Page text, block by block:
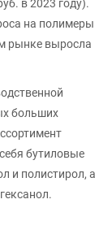
в 2023 году).
на полимеры
рынке выросла
больших
бутиловые
и полистирол, а